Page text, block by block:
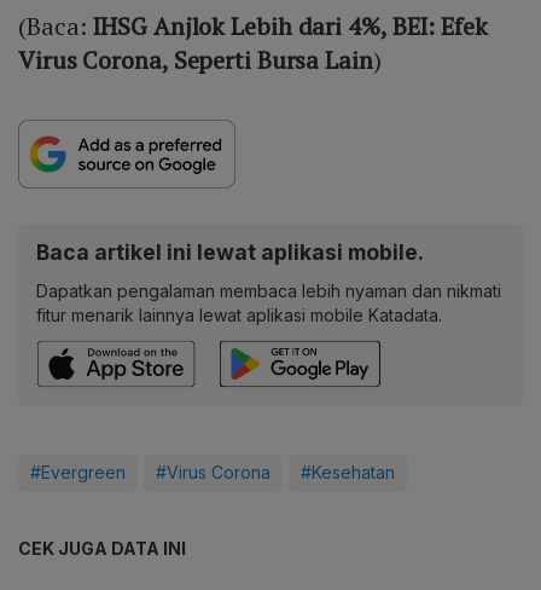
(Baca: IHSG Anjlok Lebih dari 4%, BEI: Efek
Virus Corona, Seperti Bursa Lain)
Baca artikel ini lewat aplikasi mobile.
Dapatkan pengalaman membaca lebih nyaman dan nikmati
fitur menarik lainnya lewat aplikasi mobile Katadata.
#Evergreen #Virus Corona #Kesehatan
CEK JUGA DATA INI